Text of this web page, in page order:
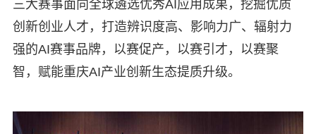
三大赛事面向全球遴选优秀AI应用成果，挖掘优质
创新创业人才，打造辨识度高、影响力广、辐射力
强的AI赛事品牌，以赛促产，以赛引才，以赛聚
智，赋能重庆AI产业创新生态提质升级。